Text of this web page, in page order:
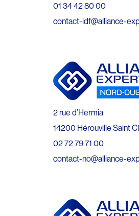
01 34 42 80 00
contact-idf@alliance-
2 rue d’Hermia
14200 Hérouville Saint
02 72 79 71 00
contact-no@alliance-